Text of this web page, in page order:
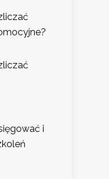
i